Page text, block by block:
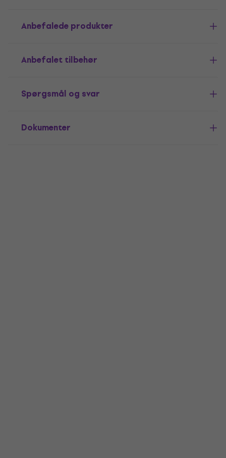
Anbefalede produkter
Anbefalet tilbehør
Spørgsmål og svar
Dokumenter